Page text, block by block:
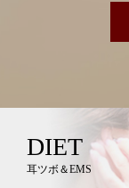
DIET
耳ツボ＆EMS